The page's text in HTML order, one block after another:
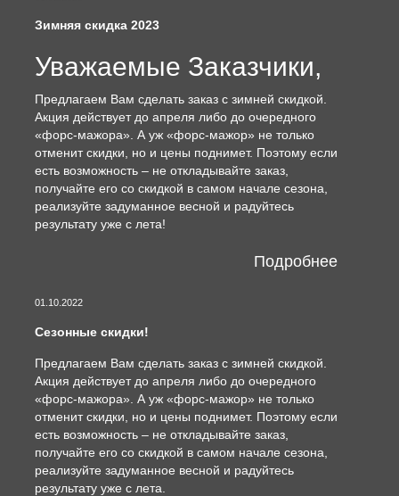
Зимняя скидка 2023
Уважаемые Заказчики,
Предлагаем Вам сделать заказ с зимней скидкой.
Акция действует до апреля либо до очередного
«форс-мажора». А уж «форс-мажор» не только
отменит скидки, но и цены поднимет. Поэтому если
есть возможность – не откладывайте заказ,
получайте его со скидкой в самом начале сезона,
реализуйте задуманное весной и радуйтесь
результату уже с лета!
Подробнее
01.10.2022
Сезонные скидки!
Предлагаем Вам сделать заказ с зимней скидкой.
Акция действует до апреля либо до очередного
«форс-мажора». А уж «форс-мажор» не только
отменит скидки, но и цены поднимет. Поэтому если
есть возможность – не откладывайте заказ,
получайте его со скидкой в самом начале сезона,
реализуйте задуманное весной и радуйтесь
результату уже с лета.